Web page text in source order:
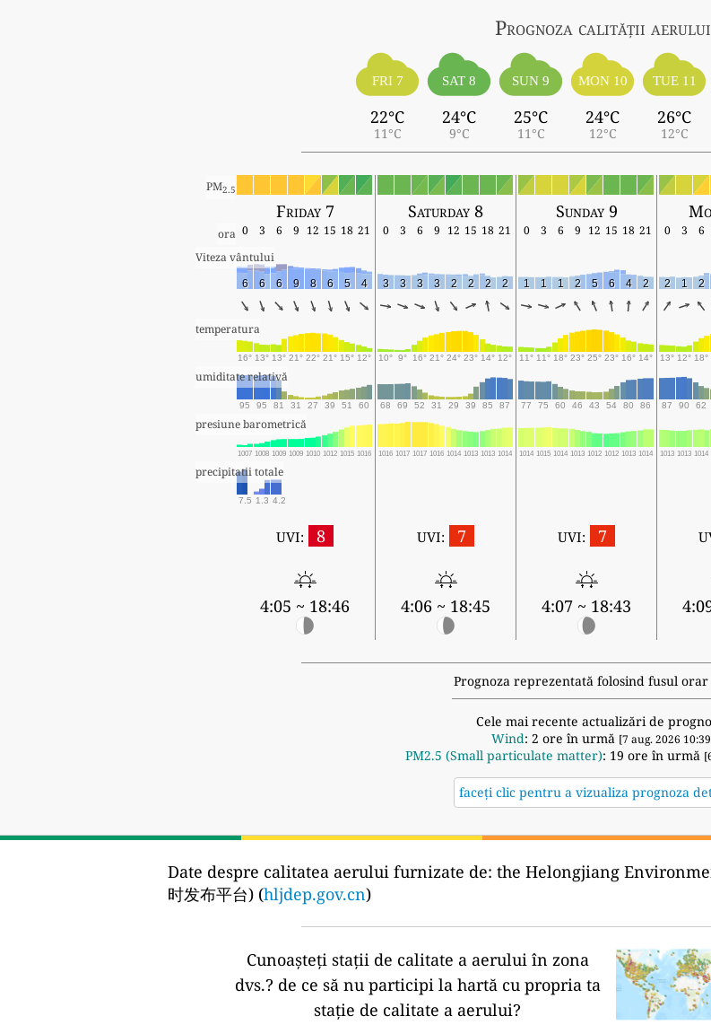
Prognoza calității aerului
FRI 7
22°C
11°C
SAT 8
24°C
9°C
SUN 9
25°C
11°C
MON 10
24°C
12°C
TUE 11
26°C
12°C
PM2.5
Friday 7 Saturday 8 Sunday 9
ora 0 3 6 9 12 15 18 21 0 3 6 9 12 15 18 21 0 3 6 9 12 15 18 21 0 3 6
Viteza vântului
6 6 6 9 8 6 5 4 3 3 3 3 2 2 2 2 1 1 1 2 5 6 4 2 2 1 2
temperatura
16° 13° 13° 21° 22° 21° 15° 12° 10° 9° 16° 21° 24° 23° 14° 12° 11° 11° 18° 23° 25° 23° 16° 14° 13° 12° 18°
umiditate relativă
95 95 81 31 27 39 51 60 68 69 52 31 29 39 85 87 77 75 60 46 43 54 80 86 87 90 62
presiune barometrică
1007 1008 1009 1009 1010 1012 1015 1016 1016 1017 1017 1016 1014 1013 1013 1014 1014 1015 1014 1013 1012 1012 1013 1014 1013 1013 1014
precipitatii totale
7.5 1.3 4.2
UVI: 8
4:05 ~ 18:46
UVI: 7
4:06 ~ 18:45
UVI: 7
4:07 ~ 18:43
Prognoza reprezentată folosind fusul orar
Cele mai recente actualizări de
Wind: 2 ore în urmă [7 aug. 2026
PM2.5 (Small particulate matter): 19 ore în urmă
faceți clic pentru a vizualiza prognoza
Date despre calitatea aerului furnizate de: the Helongjiang
时发布平台) (hljdep.gov.cn)
Cunoașteți stații de calitate a aerului în zona
dvs.? de ce să nu participi la hartă cu propria ta
stație de calitate a aerului?